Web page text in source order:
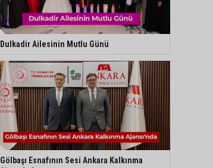
Dulkadir Ailesinin Mutlu Günü
Gölbaşı Esnafının Sesi Ankara Kalkınma